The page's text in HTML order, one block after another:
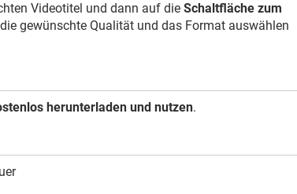
Videotitel und dann auf die Schaltfläche zum
gewünschte Qualität und das Format auswählen
herunterladen und nutzen.